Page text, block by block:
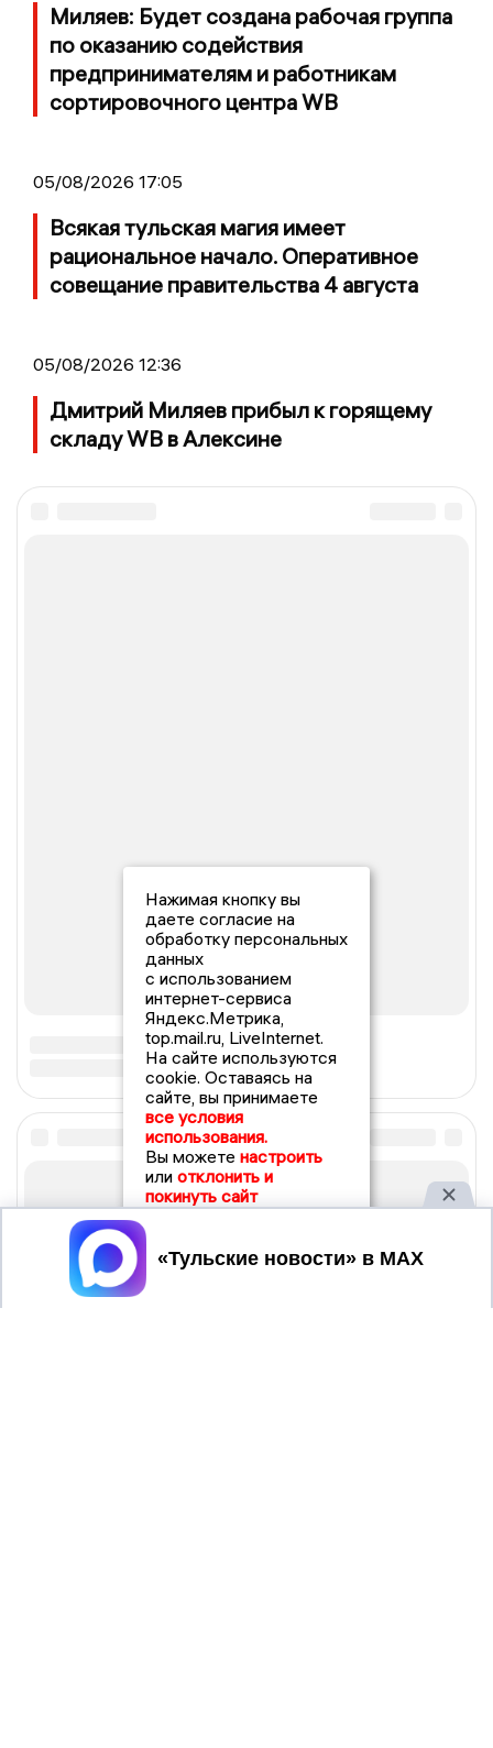
Миляев: Будет создана рабочая группа
по оказанию содействия
предпринимателям и работникам
сортировочного центра WB
05/08/2026 17:05
Всякая тульская магия имеет
рациональное начало. Оперативное
совещание правительства 4 августа
05/08/2026 12:36
Дмитрий Миляев прибыл к горящему
складу WB в Алексине
Нажимая кнопку вы
даете согласие на
обработку персональных
данных
с использованием
интернет-сервиса
Яндекс.Метрика,
top.mail.ru, LiveInternet.
На сайте используются
cookie. Оставаясь на
сайте, вы принимаете
все условия
использования.
Вы можете настроить
или отклонить и
покинуть сайт
Принять